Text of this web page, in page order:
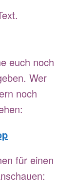
euch noch
Wer
noch
für einen